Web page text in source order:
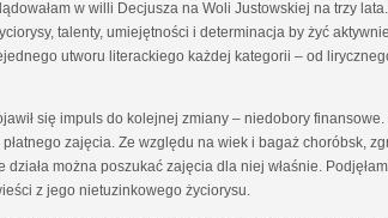
w willi Decjusza na Woli Justowskiej na trzy
talenty, umiejętności i determinacja by żyć
utworu literackiego każdej kategorii – od
się impuls do kolejnej zmiany – niedobory finansowe.
zajęcia. Ze względu na wiek i bagaż choróbsk,
można poszukać zajęcia dla niej właśnie.
z jego nietuzinkowego życiorysu.